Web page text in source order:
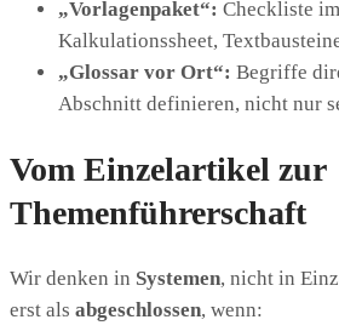
„Vorlagenpaket“: Checkliste
Kalkulationssheet,
„Glossar vor Ort“: Begriffe
Abschnitt definieren, nicht nur
Vom Einzelartikel zur
Themenführerschaft
Wir denken in Systemen, nicht in
erst als abgeschlossen, wenn: